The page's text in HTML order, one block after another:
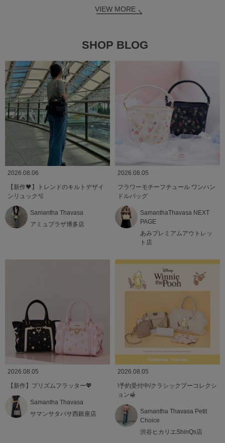
VIEW MORE
SHOP BLOG
2026.08.06
【新作🖤】トレンドのキルトデザイ
ンリュック🫧
Samantha Thavasa
アミュプラザ博多店
2026.08.05
フラワーモチーフチュール ワンハン
ドルバッグ
SamanthaThavasa NEXT
PAGE
あみプレミアムアウトレッ
ト店
2026.08.05
【新作】プリズムフラッター💖
Samantha Thavasa
サマンサタバサ西銀座店
2026.08.05
\予約受付中/クラシックプーコレクシ
ョン🍯
Samantha Thavasa Petit
Choice
渋谷ヒカリエShinQs店